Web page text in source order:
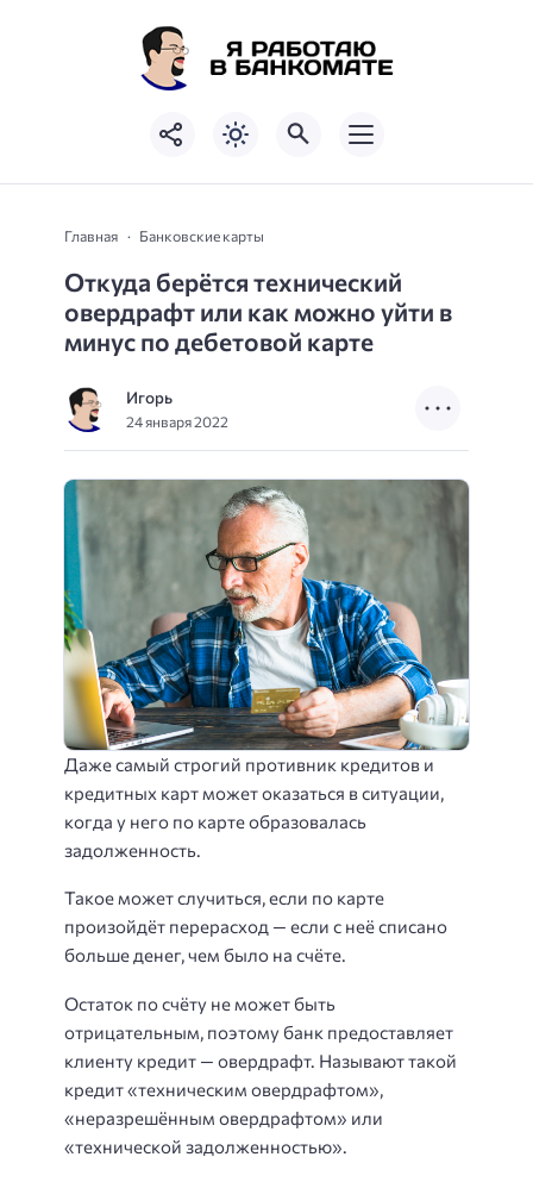
Главная Банковские карты
Откуда берётся технический
овердрафт или как можно уйти в
минус по дебетовой карте
Игорь
24 января 2022
Даже самый строгий противник кредитов и
кредитных карт может оказаться в ситуации,
когда у него по карте образовалась
задолженность.
Такое может случиться, если по карте
произойдёт перерасход — если с неё списано
больше денег, чем было на счёте.
Остаток по счёту не может быть
отрицательным, поэтому банк предоставляет
клиенту кредит — овердрафт. Называют такой
кредит «техническим овердрафтом»,
«неразрешённым овердрафтом» или
«технической задолженностью».